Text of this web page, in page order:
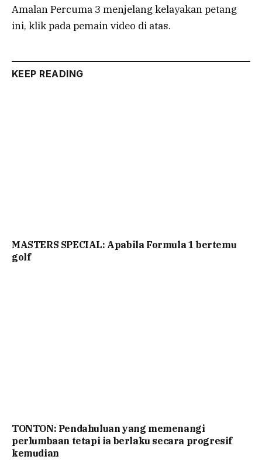
Amalan Percuma 3 menjelang kelayakan petang
ini, klik pada pemain video di atas.
KEEP READING
MASTERS SPECIAL: Apabila Formula 1 bertemu
golf
TONTON: Pendahuluan yang memenangi
perlumbaan tetapi ia berlaku secara progresif
kemudian